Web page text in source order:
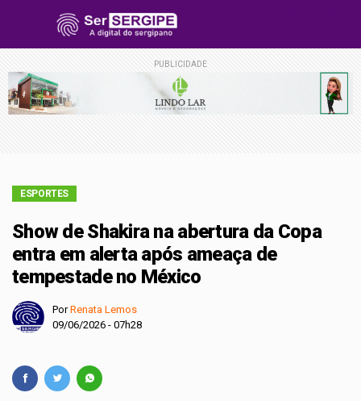
PUBLICIDADE
ESPORTES
Show de Shakira na abertura da Copa
entra em alerta após ameaça de
tempestade no México
PorRenata Lemos
09/06/2026 - 07h28